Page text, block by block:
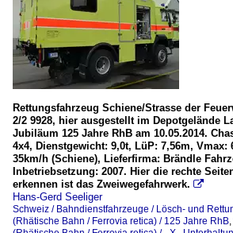
Rettungsfahrzeug Schiene/Strasse der
2/2 9928, hier ausgestellt im Depotgelände
Jubiläum 125 Jahre RhB am 10.05.2014.
4x4, Dienstgewicht: 9,0t, LüP: 7,56m, Vmax:
35km/h (Schiene), Lieferfirma: Brändle
Inbetriebsetzung: 2007. Hier die rechte
erkennen ist das Zweiwegefahrwerk. 
Hans-Gerd Seeliger
Schweiz / Bahndienstfahrzeuge / Lösch- und
(Rhätische Bahn / Ferrovia retica) / 125 Jahre RhB,